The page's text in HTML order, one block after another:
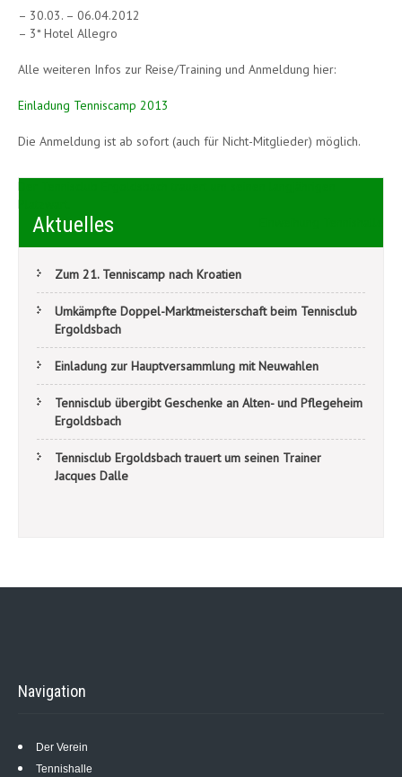
– 30.03. – 06.04.2012
– 3* Hotel Allegro
Alle weiteren Infos zur Reise/Training und Anmeldung hier:
Einladung Tenniscamp 2013
Die Anmeldung ist ab sofort (auch für Nicht-Mitglieder) möglich.
Beitragsnavigation
Der Tennisclub Ergoldsbach trauert um seinen langjährigen
Platzwart.
Aktuelles
Zum 21. Tenniscamp nach Kroatien
Umkämpfte Doppel-Marktmeisterschaft beim Tennisclub
Ergoldsbach
Einladung zur Hauptversammlung mit Neuwahlen
Tennisclub übergibt Geschenke an Alten- und Pflegeheim
Ergoldsbach
Tennisclub Ergoldsbach trauert um seinen Trainer
Jacques Dalle
Navigation
Der Verein
Tennishalle